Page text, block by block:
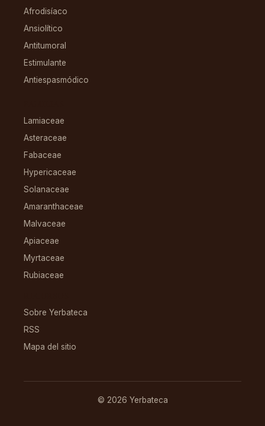
Afrodisíaco
Ansiolítico
Antitumoral
Estimulante
Antiespasmódico
Lamiaceae
Asteraceae
Fabaceae
Hypericaceae
Solanaceae
Amaranthaceae
Malvaceae
Apiaceae
Myrtaceae
Rubiaceae
Sobre Yerbateca
RSS
Mapa del sitio
© 2026 Yerbateca